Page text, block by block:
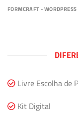
FORMCRAFT -
Livre Escolha de
Kit Digital